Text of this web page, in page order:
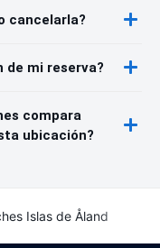
cancelarla?
de mi reserva?
compara
ubicación?
Islas de Åland